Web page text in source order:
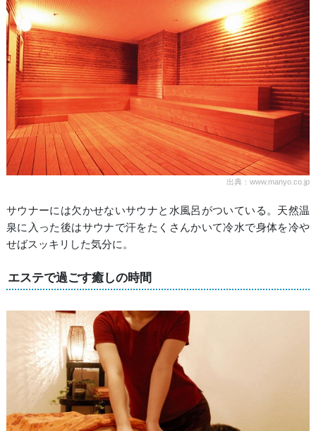
出典：www.manyo.co.jp
サウナーには欠かせないサウナと水風呂がついている。天然温
泉に入った後はサウナで汗をたくさんかいて冷水で身体を冷や
せばスッキリした気分に。
エステで過ごす癒しの時間